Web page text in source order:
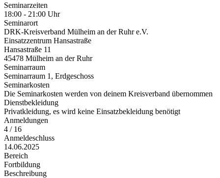
Seminarzeiten
18:00 - 21:00 Uhr
Seminarort
DRK-Kreisverband Mülheim an der Ruhr e.V.
Einsatzzentrum Hansastraße
Hansastraße 11
45478 Mülheim an der Ruhr
Seminarraum
Seminarraum 1, Erdgeschoss
Seminarkosten
Die Seminarkosten werden von deinem Kreisverband übernommen
Dienstbekleidung
Privatkleidung, es wird keine Einsatzbekleidung benötigt
Anmeldungen
4 / 16
Anmeldeschluss
14.06.2025
Bereich
Fortbildung
Beschreibung